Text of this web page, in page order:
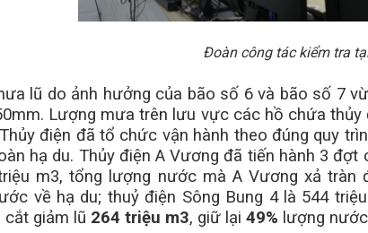
Đoàn công tác kiểm tra
lũ do ảnh hưởng của bão số 6 và bão số 7
Lượng mưa trên lưu vực các hồ chứa
điện đã tổ chức vận hành theo đúng quy
hạ du. Thủy điện A Vương đã tiến hành 3
m3, tổng lượng nước mà A Vương xả
về hạ du; thuỷ điện Sông Bung 4 là 544
cắt giảm lũ 264 triệu m3, giữ lại 49% lượng